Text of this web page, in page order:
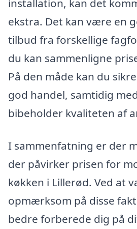
installation, kan det
ekstra. Det kan være en
tilbud fra forskellige
du kan sammenligne
På den måde kan du
god handel, samtidig
bibeholder kvaliteten af
I sammenfatning er der
der påvirker prisen for
køkken i Lillerød. Ved at
opmærksom på disse
bedre forberede dig på